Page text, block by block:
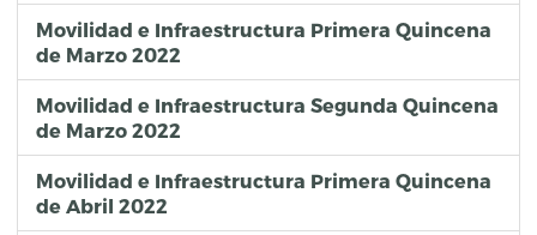
Movilidad e Infraestructura Primera Quincena
de Marzo 2022
Movilidad e Infraestructura Segunda Quincena
de Marzo 2022
Movilidad e Infraestructura Primera Quincena
de Abril 2022